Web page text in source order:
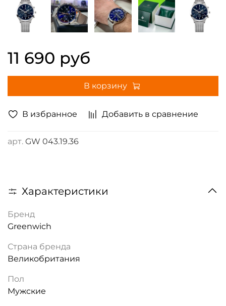
В избранное Добавить в сравнение
арт. GW 043.19.36
11 690 руб
В корзину
Характеристики
Бренд
Greenwich
Страна бренда
Великобритания
Пол
Мужские